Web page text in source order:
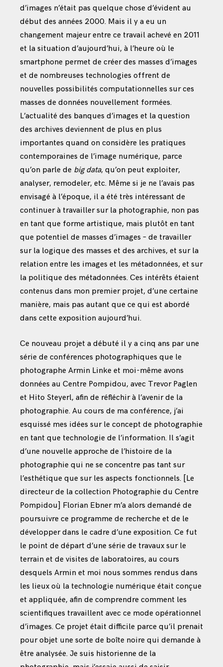
d’images n’était pas quelque chose d’évident au
début des années 2000. Mais il y a eu un
changement majeur entre ce travail achevé en 2011
et la situation d’aujourd’hui, à l’heure où le
smartphone permet de créer des masses d’images
et de nombreuses technologies offrent de
nouvelles possibilités computationnelles sur ces
masses de données nouvellement formées.
L’actualité des banques d’images et la question
des archives deviennent de plus en plus
importantes quand on considère les pratiques
contemporaines de l’image numérique, parce
qu’on parle de big data, qu’on peut exploiter,
analyser, remodeler, etc. Même si je ne l’avais pas
envisagé à l’époque, il a été très intéressant de
continuer à travailler sur la photographie, non pas
en tant que forme artistique, mais plutôt en tant
que potentiel de masses d’images – de travailler
sur la logique des masses et des archives, et sur la
relation entre les images et les métadonnées, et sur
la politique des métadonnées. Ces intérêts étaient
contenus dans mon premier projet, d’une certaine
manière, mais pas autant que ce qui est abordé
dans cette exposition aujourd’hui.
Ce nouveau projet a débuté il y a cinq ans par une
série de conférences photographiques que le
photographe Armin Linke et moi-même avons
données au Centre Pompidou, avec Trevor Paglen
et Hito Steyerl, afin de réfléchir à l’avenir de la
photographie. Au cours de ma conférence, j’ai
esquissé mes idées sur le concept de photographie
en tant que technologie de l’information. Il s’agit
d’une nouvelle approche de l’histoire de la
photographie qui ne se concentre pas tant sur
l’esthétique que sur les aspects fonctionnels. [Le
directeur de la collection Photographie du Centre
Pompidou] Florian Ebner m’a alors demandé de
poursuivre ce programme de recherche et de le
développer dans le cadre d’une exposition. Ce fut
le point de départ d’une série de travaux sur le
terrain et de visites de laboratoires, au cours
desquels Armin et moi nous sommes rendus dans
les lieux où la technologie numérique était conçue
et appliquée, afin de comprendre comment les
scientifiques travaillent avec ce mode opérationnel
d’images. Ce projet était difficile parce qu’il prenait
pour objet une sorte de boîte noire qui demande à
être analysée. Je suis historienne de la